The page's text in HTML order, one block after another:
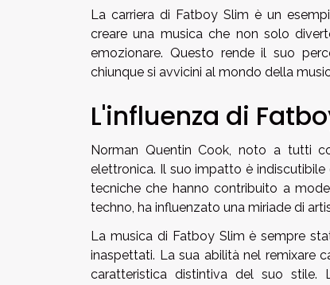
La carriera di Fatboy Slim è un
creare una musica che non solo
emozionare. Questo rende il suo
chiunque si avvicini al mondo della
L'influenza di
Norman Quentin Cook, noto a tutti
elettronica. Il suo impatto è
tecniche che hanno contribuito a
techno, ha influenzato una miriade di
La musica di Fatboy Slim è sempre
inaspettati. La sua abilità nel remixare
caratteristica distintiva del suo stile.